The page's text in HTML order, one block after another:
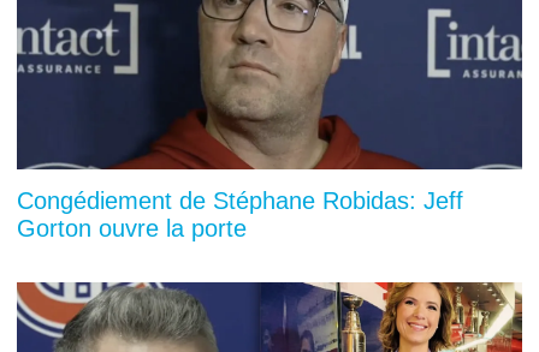
Congédiement de Stéphane Robidas: Jeff
Gorton ouvre la porte